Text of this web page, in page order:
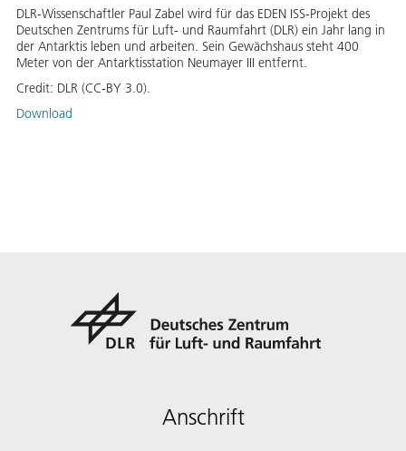
DLR-Wissenschaftler Paul Zabel wird für das EDEN ISS-Projekt des
Deutschen Zentrums für Luft- und Raumfahrt (DLR) ein Jahr lang in
der Antarktis leben und arbeiten. Sein Gewächshaus steht 400
Meter von der Antarktisstation Neumayer III entfernt.
Credit: DLR (CC-BY 3.0).
Download
Anschrift